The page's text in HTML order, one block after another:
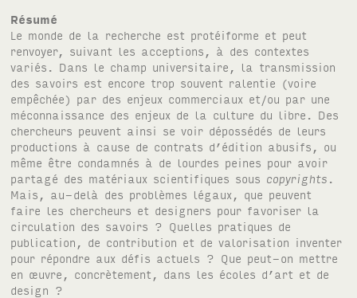
Résumé
Le monde de la recherche est protéiforme et peut
renvoyer, suivant les acceptions, à des contextes
variés. Dans le champ universitaire, la transmission
des savoirs est encore trop souvent ralentie (voire
empêchée) par des enjeux commerciaux et/ou par une
méconnaissance des enjeux de la culture du libre. Des
chercheurs peuvent ainsi se voir dépossédés de leurs
productions à cause de contrats d’édition abusifs, ou
même être condamnés à de lourdes peines pour avoir
partagé des matériaux scientifiques sous copyrights
Mais, au-delà des problèmes légaux, que peuvent
faire les chercheurs et designers pour favoriser la
circulation des savoirs ? Quelles pratiques de
publication, de contribution et de valorisation inventer
pour répondre aux défis actuels ? Que peut-on mettre
en œuvre, concrètement, dans les écoles d’art et de
design ?